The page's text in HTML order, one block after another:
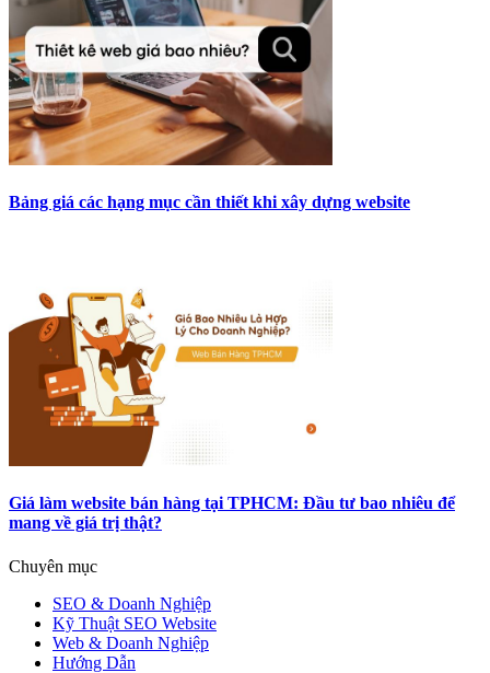
Bảng giá các hạng mục cần thiết khi xây dựng website
Giá làm website bán hàng tại TPHCM: Đầu tư bao nhiêu để
mang về giá trị thật?
Chuyên mục
SEO & Doanh Nghiệp
Kỹ Thuật SEO Website
Web & Doanh Nghiệp
Hướng Dẫn